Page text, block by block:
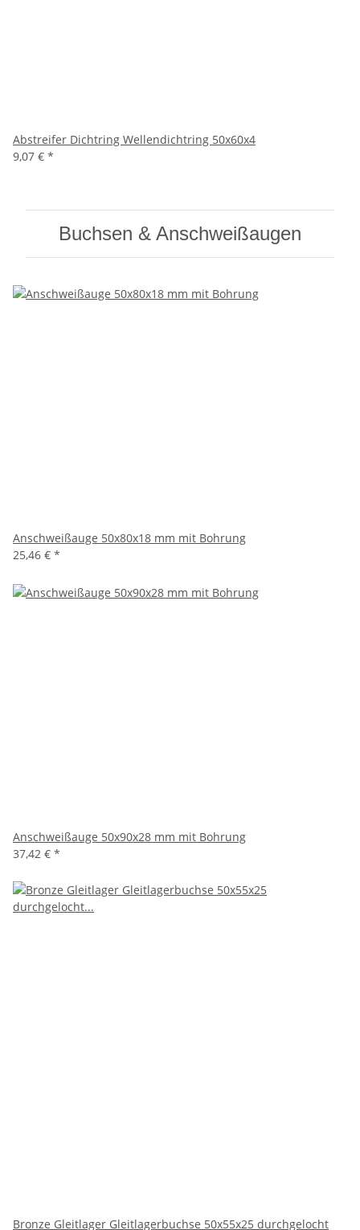
Abstreifer Dichtring Wellendichtring 50x60x4
9,07 € *
Buchsen & Anschweißaugen
Anschweißauge 50x80x18 mm mit Bohrung
25,46 € *
Anschweißauge 50x90x28 mm mit Bohrung
37,42 € *
Bronze Gleitlager Gleitlagerbuchse 50x55x25 durchgelocht